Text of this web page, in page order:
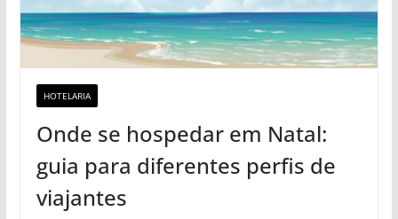
HOTELARIA
Onde se hospedar em Natal:
guia para diferentes perfis de
viajantes